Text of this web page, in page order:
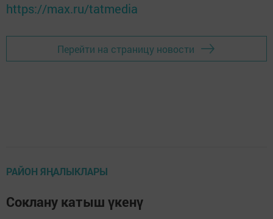
https://max.ru/tatmedia
Перейти на страницу новости
РАЙОН ЯҢАЛЫКЛАРЫ
Соклану катыш үкенү